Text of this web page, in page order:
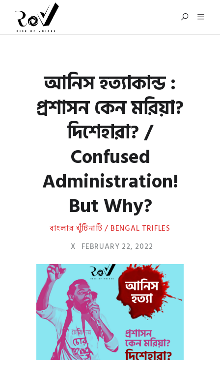
আনিস হত্যাকান্ড :
প্রশাসন কেন মরিয়া?
দিশেহারা? /
Confused
Administration!
But Why?
বাংলার খুঁটিনাটি / BENGAL TRIFLES
X FEBRUARY 22, 2022